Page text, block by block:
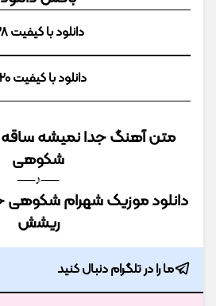
باکس دانلود
دانلود با کیفیت 128
دانلود با کیفیت 320